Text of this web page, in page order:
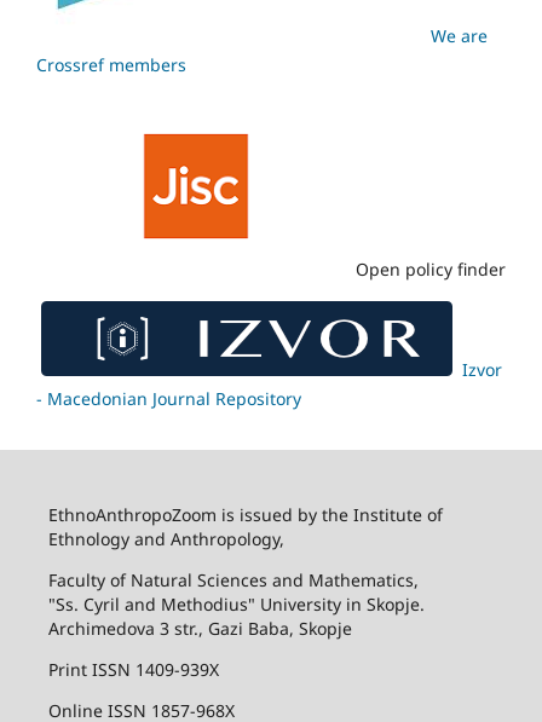
We are
Crossref members
Open policy finder
Izvor
- Macedonian Journal Repository
EthnoAnthropoZoom is issued by the Institute of
Ethnology and Anthropology,
Faculty of Natural Sciences and Mathematics,
"Ss. Cyril and Methodius" University in Skopje.
Archimedova 3 str., Gazi Baba, Skopje
Print ISSN 1409-939X
Online ISSN 1857-968X